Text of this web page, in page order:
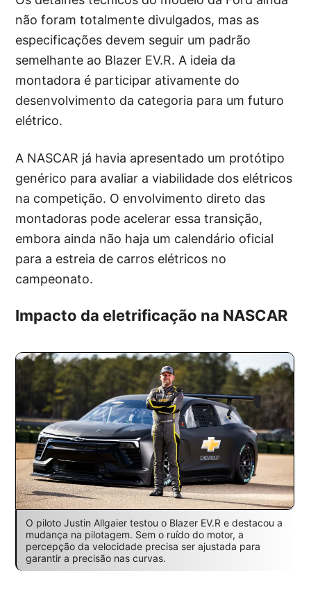
não foram totalmente divulgados, mas as
especificações devem seguir um padrão
semelhante ao Blazer EV.R. A ideia da
montadora é participar ativamente do
desenvolvimento da categoria para um futuro
elétrico.
A NASCAR já havia apresentado um protótipo
genérico para avaliar a viabilidade dos elétricos
na competição. O envolvimento direto das
montadoras pode acelerar essa transição,
embora ainda não haja um calendário oficial
para a estreia de carros elétricos no
campeonato.
Impacto da eletrificação na NASCAR
O piloto Justin Allgaier testou o Blazer EV.R e destacou a
mudança na pilotagem. Sem o ruído do motor, a
percepção da velocidade precisa ser ajustada para
garantir a precisão nas curvas.